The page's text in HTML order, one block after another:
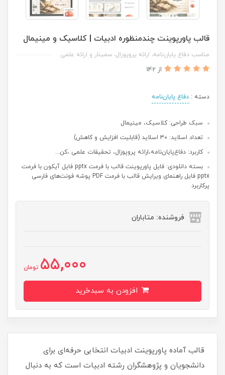
قالب پاورپوینت چندمنظوره ادبیات | کلاسیک و مینیمال
مناسب دفاع پایان‌نامه، ارائه پروپوزال، سمینار و ارائه علمی
از 142
دسته : دفاع پایان‌نامه
سبک طراحی: کلاسیک،‌ مینیمال
تعداد اسلاید: 30 اسلاید (قابلیت افزایش و کاهش)
کاربرد: دفاع‌پایان‌نامه،‌ارائه پروپوزال، تحقیقات علمی ،‌کن...
بسته دانلودی: فایل پاورپوینت قالب با فرمت pptx فایل آیکون با فرمت
pptx فایل راهنمای ویرایش قالب با فرمت PDF پوشه فونت‌های فارسی
پرکاربرد
فروشنده: متاباران
55,000 تومان
قالب آماده پاورپوینت ادبیات انتخابی حرفه‌ای برای
دانشجویان و پژوهشگران رشته ادبیات است که به دنبال